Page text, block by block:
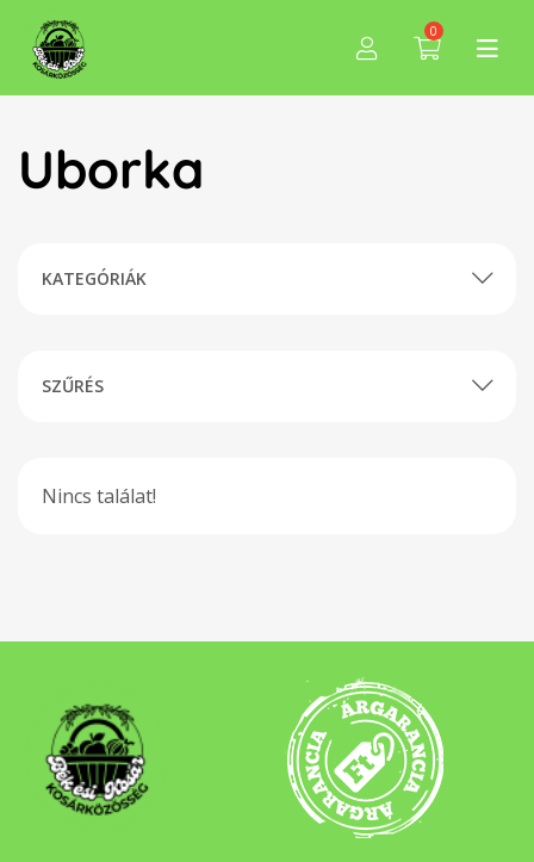
0
Uborka
KATEGÓRIÁK
SZŰRÉS
Nincs találat!